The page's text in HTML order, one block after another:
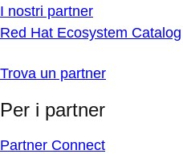
I nostri partner
Red Hat Ecosystem Catalog
Trova un partner
Per i partner
Partner Connect